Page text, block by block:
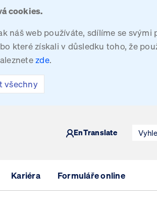
cookies.
náš web používáte, sdílíme se
které získali v důsledku toho, že
zde.
všechny
EnTranslate
Kariéra Formuláře online